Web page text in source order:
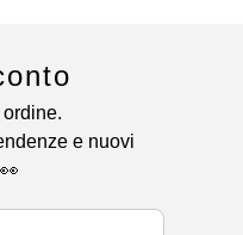
e nuovi